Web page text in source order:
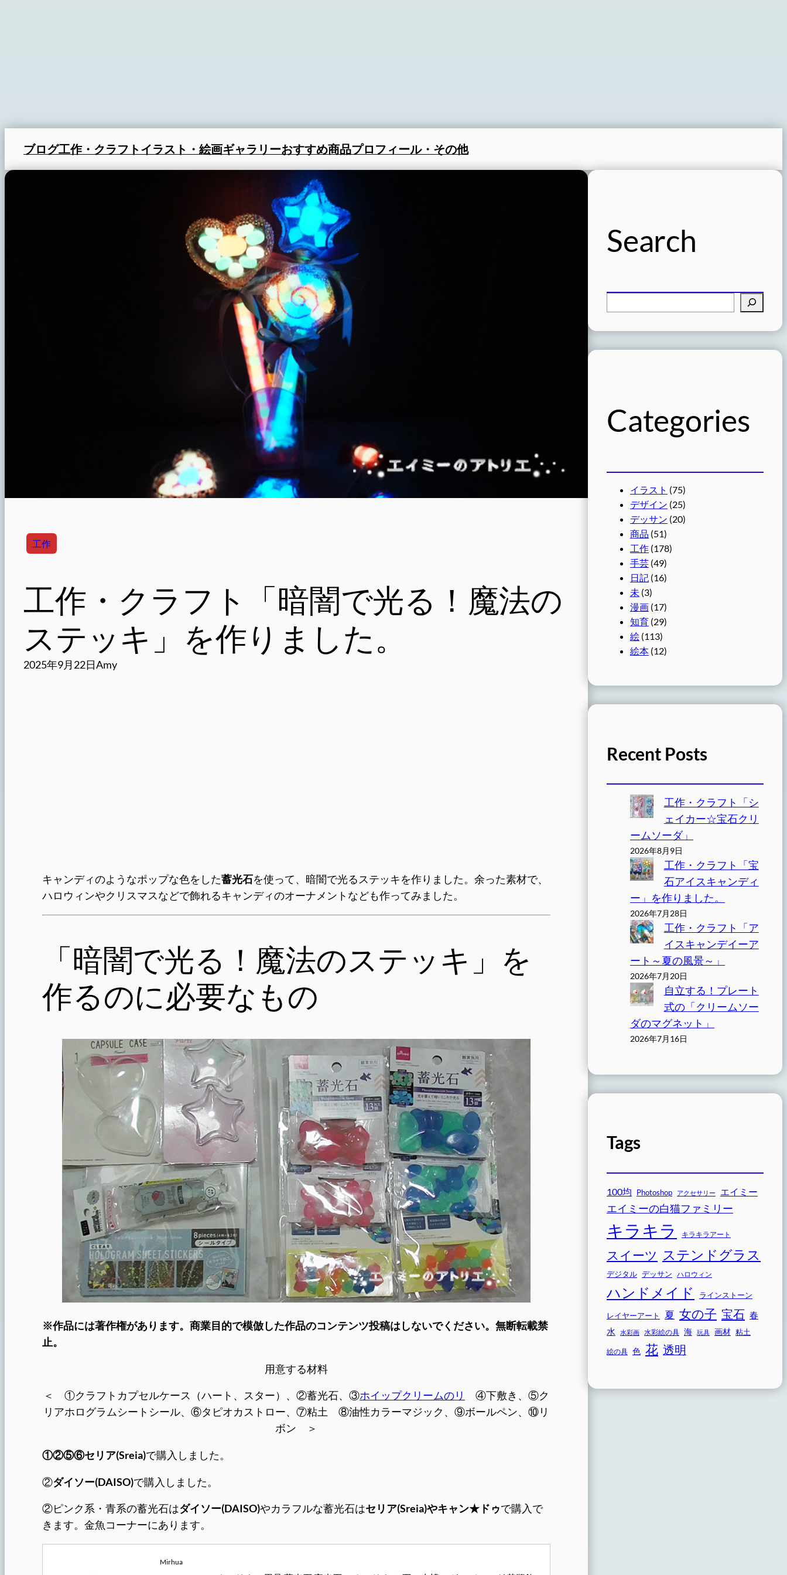
ブログ工作・クラフトイラスト・絵画ギャラリーおすすめ商品プロフィール・その他
工作
工作・クラフト「暗闇で光る！魔法の
ステッキ」を作りました。
2025年9月22日Amy
キャンディのようなポップな色をした蓄光石を使って、暗闇で光るステッキを作りました。余った素材で、
ハロウィンやクリスマスなどで飾れるキャンディのオーナメントなども作ってみました。
「暗闇で光る！魔法のステッキ」を
作るのに必要なもの
※作品には著作権があります。商業目的で模倣した作品のコンテンツ投稿はしないでください。無断転載禁
止。
用意する材料
＜ ①クラフトカプセルケース（ハート、スター）、②蓄光石、③ホイップクリームのリ
④下敷き、⑤ク
リアホログラムシートシール、⑥タピオカストロー、⑦粘土 ⑧油性カラーマジック、⑨ボールペン、⑩リ
ボン ＞
①②⑤⑥セリア(Sreia)で購入しました。
②ダイソー(DAISO)で購入しました。
②ピンク系・青系の蓄光石はダイソー(DAISO)やカラフルな蓄光石はセリア(Sreia)やキャン★ドゥで購入で
きます。金魚コーナーにあります。
Mirhua
Search
Categories
イラスト (75)
デザイン (25)
デッサン (20)
商品 (51)
工作 (178)
手芸 (49)
日記 (16)
未 (3)
漫画 (17)
知育 (29)
絵 (113)
絵本 (12)
Recent Posts
工作・クラフト「シ
ェイカー☆宝石クリ
ームソーダ」
2026年8月9日
工作・クラフト「宝
石アイスキャンディ
ー」を作りました。
2026年7月28日
工作・クラフト「ア
イスキャンデイーア
ート～夏の風景～」
2026年7月20日
自立する！プレート
式の「クリームソー
ダのマグネット」
2026年7月16日
Tags
100均 Photoshop アクセサリー エイミー
エイミーの白猫ファミリー
キラキラ キラキラアート
スイーツ ステンドグラス
デジタル デッサン ハロウィン
ハンドメイド ラインストーン
レイヤーアート 夏 女の子 宝石 春
水
水彩画 水彩絵の具 海 玩具 画材 粘土
絵の具 色 花 透明